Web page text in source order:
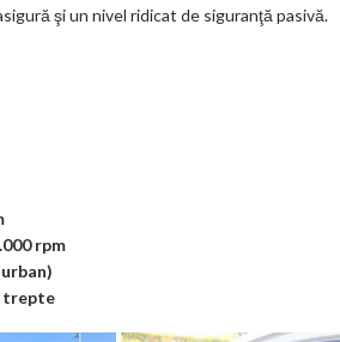
şi un nivel ridicat de siguranţă pasivă.
rpm
trepte